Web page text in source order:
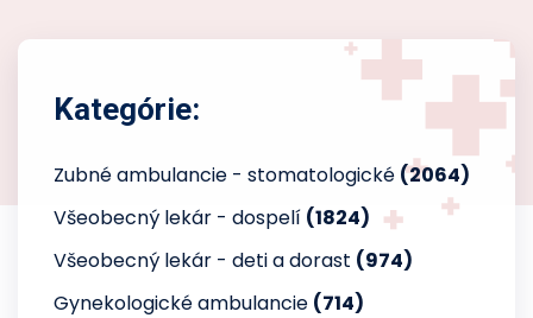
Kategórie:
Zubné ambulancie - stomatologické (2064)
Všeobecný lekár - dospelí (1824)
Všeobecný lekár - deti a dorast (974)
Gynekologické ambulancie (714)